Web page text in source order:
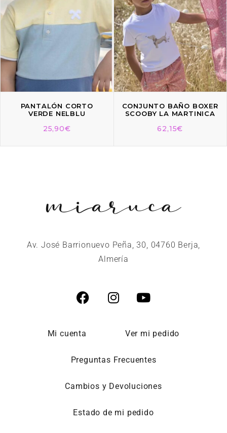
PANTALÓN CORTO
VERDE NELBLU
25,90€
CONJUNTO BAÑO BOXER
SCOOBY LA MARTINICA
62,15€
Av. José Barrionuevo Peña, 30, 04760 Berja,
Almería
Mi cuenta Ver mi pedido
Preguntas Frecuentes
Cambios y Devoluciones
Estado de mi pedido